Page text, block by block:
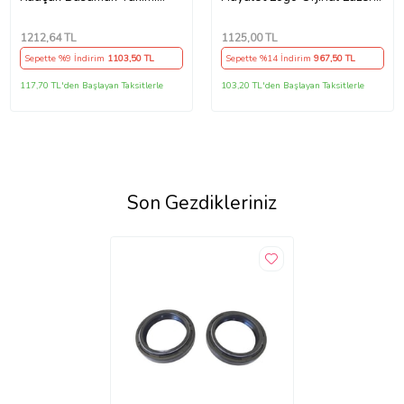
A+++Kalite
1212,64 TL
Sepette %9 İndirim 1103,50 TL
117,70 TL'den Başlayan Taksitlerle
1125,00 TL
Sepette %14 İndirim 967,50 TL
103,20 TL'den Başlayan Taksitlerle
Son Gezdikleriniz